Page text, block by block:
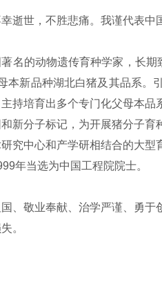
世，不胜悲痛。我谨代表中
的动物遗传育种学家，长期
本新品种湖北白猪及其品系。
持培育出多个专门化父母本
新分子标记，为开展猪分子
究中心和产学研相结合的大
年当选为中国工程院院士。
敬业奉献、治学严谨、勇于
。